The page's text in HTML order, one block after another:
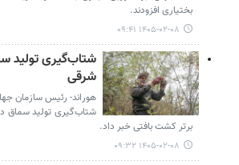
بختیاری افزودند.
۱۴۰۵-۰۲-۰۸ ۰۹:۴۱
شتاب‌گیری تولید
شرقی
هوراند- رئیس سازمان
برتر کشت‌ بافتی خبر داد.
۱۴۰۵-۰۲-۰۸ ۰۹:۳۲